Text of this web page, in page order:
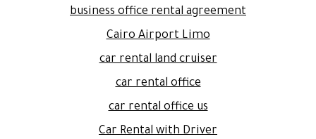
business office rental agreement
Cairo Airport Limo
car rental land cruiser
car rental office
car rental office us
Car Rental with Driver